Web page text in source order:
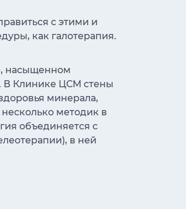
с этими и
как галотерапия.
насыщенном
В Клинике ЦСМ стены
минерала,
методик в
объединяется с
в ней